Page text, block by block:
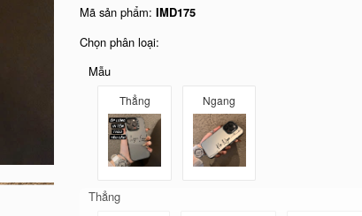
Mã sản phẩm:IMD175
Chọn phân loại:
Mẫu
Thẳng Ngang
Thẳng